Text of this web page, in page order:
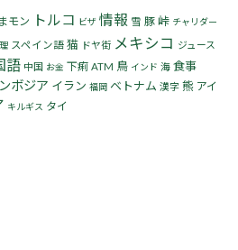
モン トルコ ビザ 情報 雪 豚 峠 チャリダー
スペイン語 猫 ドヤ街 メキシコ ジュース
語 中国 お金 下痢 ATM 鳥 インド 海 食事
ボジア イラン 福岡 ベトナム 漢字 熊 アイ
キルギス タイ